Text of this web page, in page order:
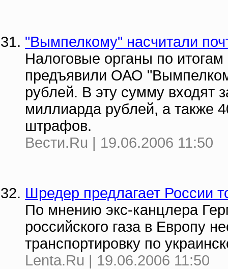
"Вымпелкому" насчитали
Налоговые органы по
предъявили ОАО
рублей. В эту сумму входят
миллиарда рублей, а также
штрафов.
Вести.Ru | 19.06.2006 11:50
Шредер предлагает России
По мнению экс-канцлера
российского газа в Европу
транспортировку по
Lenta.Ru | 19.06.2006 11:50